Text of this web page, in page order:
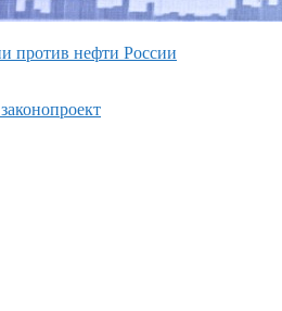
против нефти России